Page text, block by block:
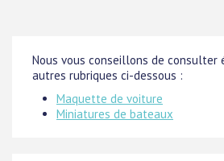
Nous vous conseillons de consulter
autres rubriques ci-dessous :
Maquette de voiture
Miniatures de bateaux